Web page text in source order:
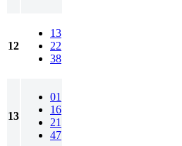
12
13
22
38
13
01
16
21
47